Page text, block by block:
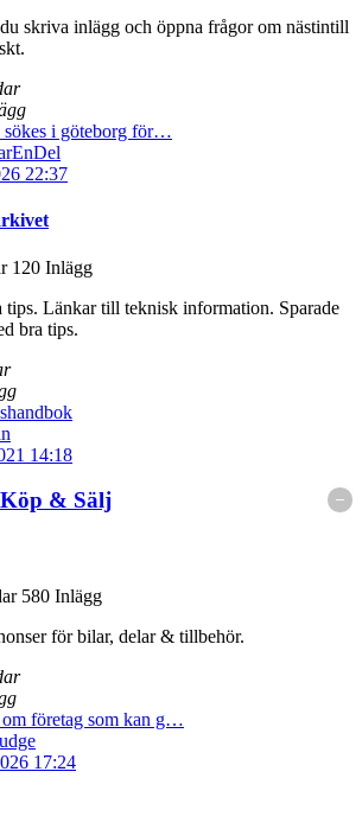
skriva inlägg och öppna frågor om nästintill
sökes i göteborg för…
22:37
120 Inlägg
tips. Länkar till teknisk information. Sparade
bra tips.
14:18
& Sälj
580 Inlägg
för bilar, delar & tillbehör.
företag som kan g…
17:24